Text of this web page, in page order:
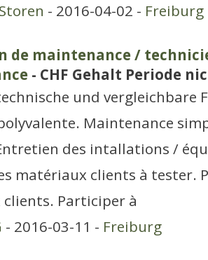
- 2016-04-02 - Freiburg
de maintenance /
- CHF Gehalt Periode
und vergleichbare
Maintenance
des intallations /
matériaux clients à tester.
Participer à
- 2016-03-11 - Freiburg